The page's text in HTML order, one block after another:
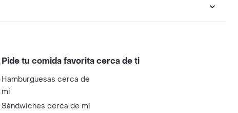
Pide tu comida favorita cerca de ti
Hamburguesas cerca de
mi
Sándwiches cerca de mi